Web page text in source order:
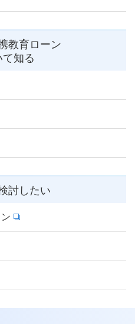
教育ローン
知る
討したい